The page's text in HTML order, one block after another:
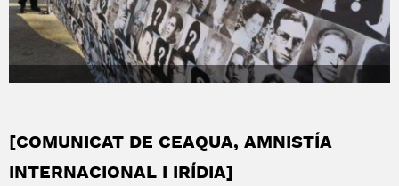
[COMUNICAT DE CEAQUA, AMNISTÍA
INTERNACIONAL I IRÍDIA]